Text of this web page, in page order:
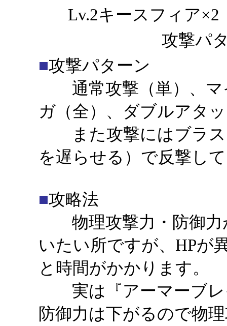
Lv.2キースフィア×2
攻撃パ
■攻撃パターン
通常攻撃（単）、マ
ガ（全）、ダブルアタ
また攻撃にはブラス
を遅らせる）で反撃し
■攻略法
物理攻撃力・防御力
いたい所ですが、HPが
と時間がかかります。
実は『アーマーブレ
防御力は下がるので物